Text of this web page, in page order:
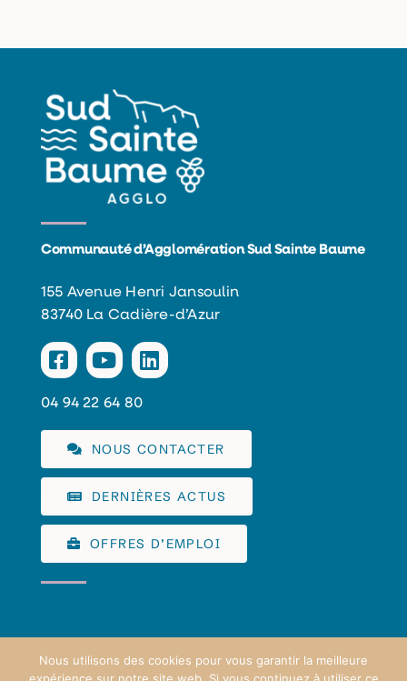
Communauté d’Agglomération Sud Sainte Baume
155 Avenue Henri Jansoulin
83740 La Cadière-d’Azur
04 94 22 64 80
NOUS CONTACTER
DERNIÈRES ACTUS
OFFRES D’EMPLOI
Nous utilisons des cookies pour vous garantir la meilleure